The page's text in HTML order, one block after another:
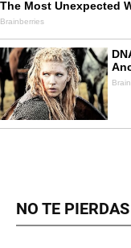
NO TE PIERDAS